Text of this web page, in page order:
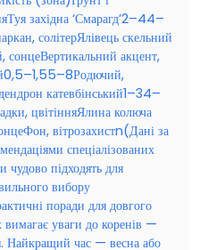
західна ‘Смарагд’2–44–
солітерЯлівець скельний
акцент,
катевбінський1–34–
цвітінняЯлина колюча
вітрозахистn(Дані за
спеціалізованих
чудово підходять для
вибору
поради для довгого
уваги до коренів —
Найкращий час — весна або